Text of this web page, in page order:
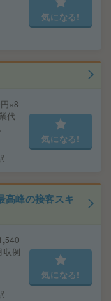
気になる!
×8
代
気になる!
高峰の接客スキ
収例
気になる!